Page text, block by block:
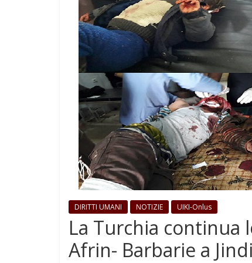
DIRITTI UMANI NOTIZIE UIKI-Onlus
La Turchia continua
Afrin- Barbarie a